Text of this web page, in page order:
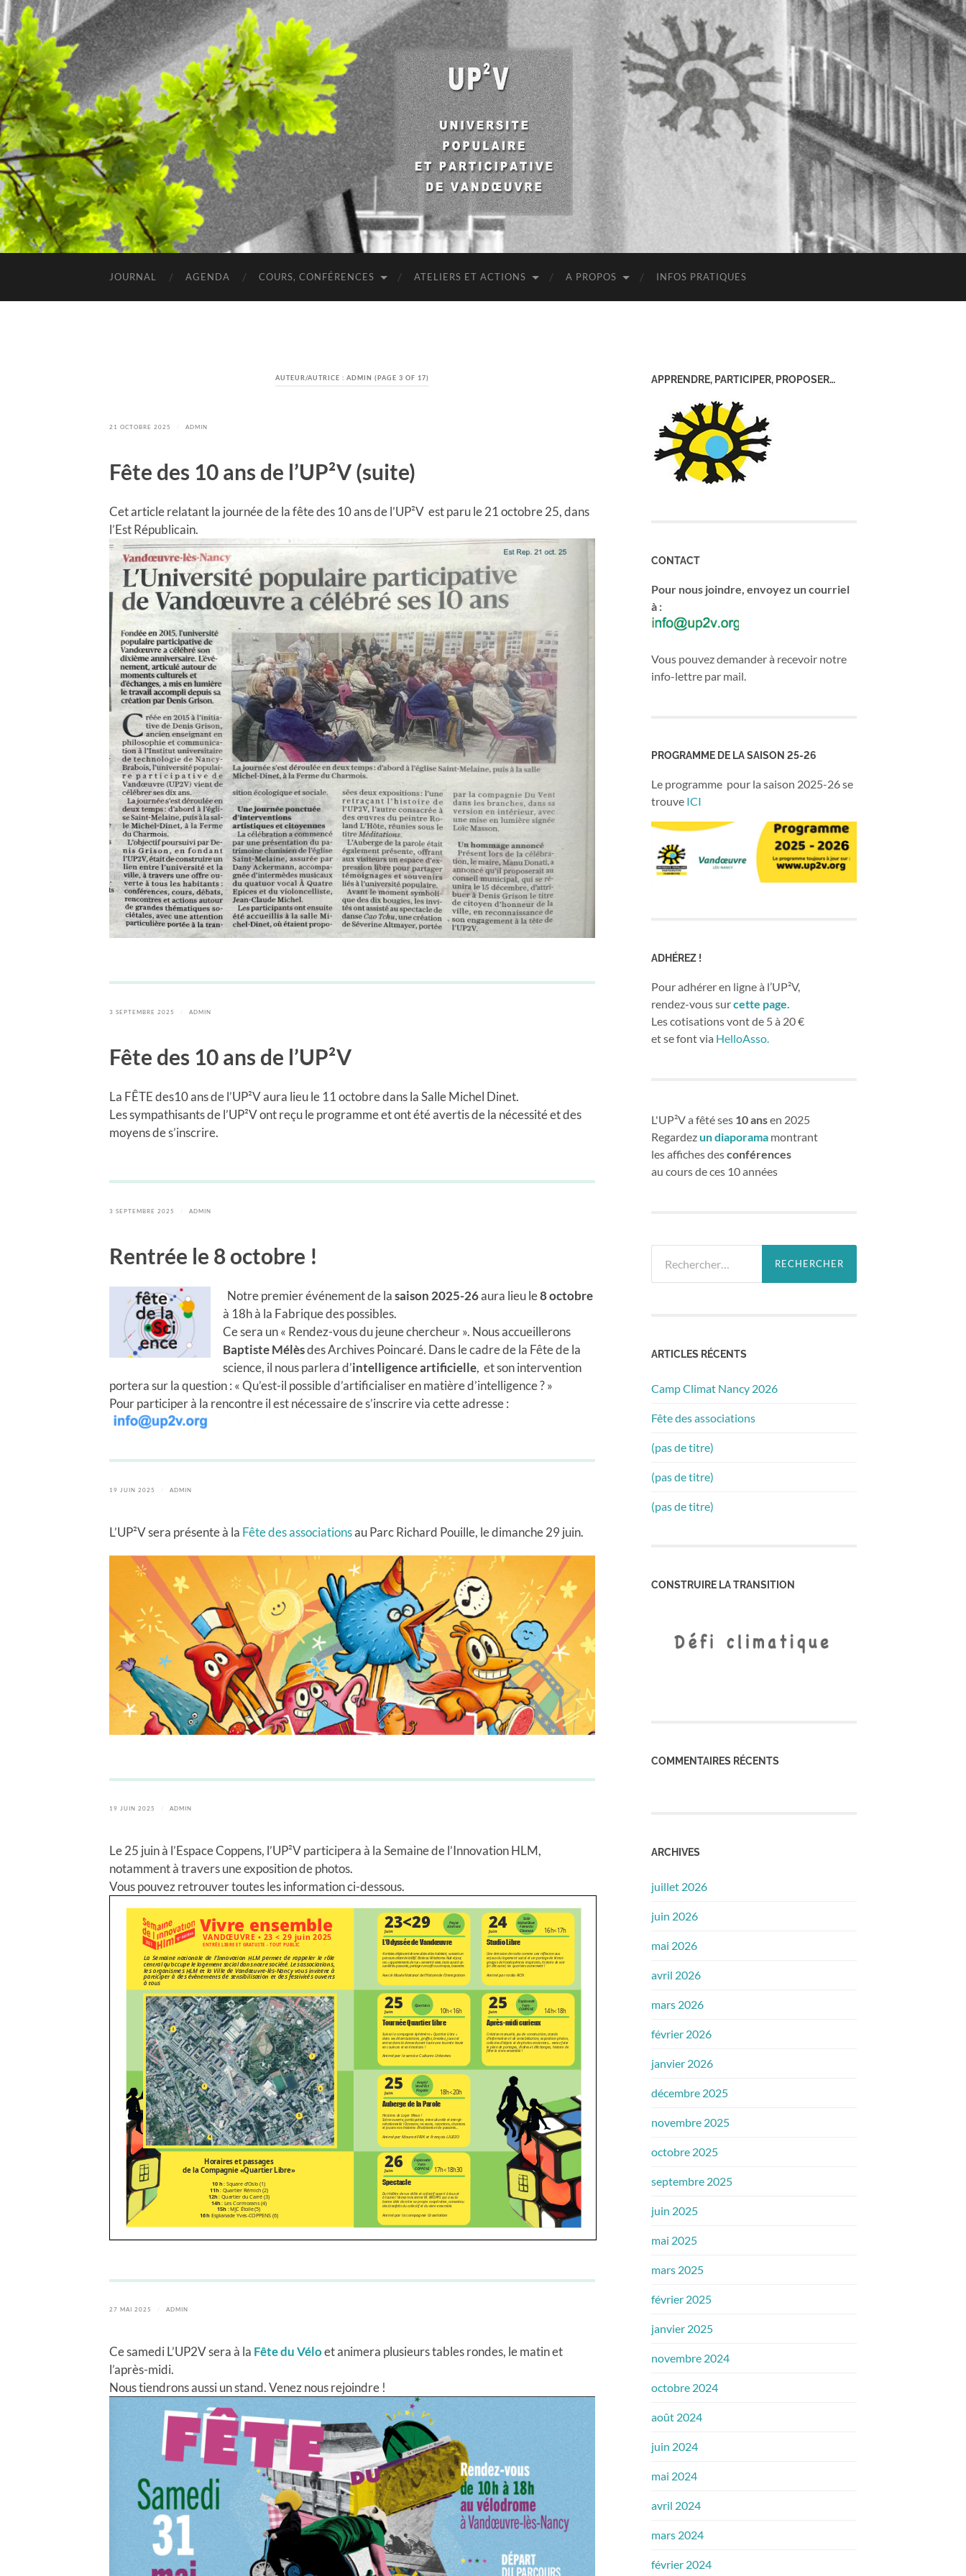
UP2V
JOURNAL AGENDA COURS, CONFÉRENCES ATELIERS ET ACTIONS A PROPOS INFOS PRATIQUES
AUTEUR/AUTRICE : ADMIN (PAGE 3 OF 17)
21 OCTOBRE 2025 ADMIN
Fête des 10 ans de l’UP²V (suite)
Cet article relatant la journée de la fête des 10 ans de l’UP²V est paru le 21 octobre 25, dans
l’Est Républicain.
3 SEPTEMBRE 2025 ADMIN
Fête des 10 ans de l’UP²V
La FÊTE des10 ans de l’UP²V aura lieu le 11 octobre dans la Salle Michel Dinet.
Les sympathisants de l’UP²V ont reçu le programme et ont été avertis de la nécessité et des
moyens de s’inscrire.
3 SEPTEMBRE 2025 ADMIN
Rentrée le 8 octobre !
Notre premier événement de lasaison 2025-26aura lieu le8 octobre
à 18h à la Fabrique des possibles.
Ce sera un « Rendez-vous du jeune chercheur ». Nous accueillerons
Baptiste Mélèsdes Archives Poincaré. Dans le cadre de la Fête de la
science, il nous parlera d’intelligence artificielle, et son intervention
portera sur la question : « Qu’est-il possible d’artificialiser en matière d’intelligence ? »
Pour participer à la rencontre il est nécessaire de s’inscrire via cette adresse :
19 JUIN 2025 ADMIN
L’UP²V sera présente à la Fête des associationsau Parc Richard Pouille, le dimanche 29 juin.
19 JUIN 2025 ADMIN
Le 25 juin à l’Espace Coppens, l’UP²V participera à la Semaine de l’Innovation HLM,
notamment à travers une exposition de photos.
Vous pouvez retrouver toutes les information ci-dessous.
27 MAI 2025 ADMIN
Ce samedi L’UP2V sera à la Fête du Véloet animera plusieurs tables rondes, le matin et
l’après-midi.
Nous tiendrons aussi un stand. Venez nous rejoindre !
APPRENDRE, PARTICIPER, PROPOSER…
CONTACT
Pour nous joindre, envoyez un courriel
à :
Vous pouvez demander à recevoir notre
info-lettre par mail.
PROGRAMME DE LA SAISON 25-26
Le programme pour la saison 2025-26 se
trouve ICI
ADHÉREZ !
Pour adhérer en ligne à l’UP²V,
rendez-vous surcette page.
Les cotisations vont de 5 à 20 €
et se font via HelloAsso.
L'UP²V a fêté ses 10 ansen 2025
Regardezun diaporama montrant
les affiches desconférences
au cours de ces 10 années
ARTICLES RÉCENTS
Camp Climat Nancy 2026
Fête des associations
(pas de titre)
(pas de titre)
(pas de titre)
CONSTRUIRE LA TRANSITION
COMMENTAIRES RÉCENTS
ARCHIVES
juillet 2026
juin 2026
mai 2026
avril 2026
mars 2026
février 2026
janvier 2026
décembre 2025
novembre 2025
octobre 2025
septembre 2025
juin 2025
mai 2025
mars 2025
février 2025
janvier 2025
novembre 2024
octobre 2024
août 2024
juin 2024
mai 2024
avril 2024
mars 2024
février 2024